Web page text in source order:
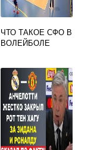
ЧТО ТАКОЕ СФО В
ВОЛЕЙБОЛЕ